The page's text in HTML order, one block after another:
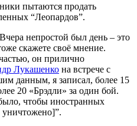
пытаются продать
“Леопардов”.
непростой был день ‒ это
скажете своё мнение.
он прилично
Лукашенко на встрече с
данным, я записал, более 15
20 «Брэдли» за один бой.
чтобы иностранных